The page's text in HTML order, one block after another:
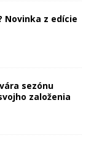
Novinka z edície
sezónu
založenia